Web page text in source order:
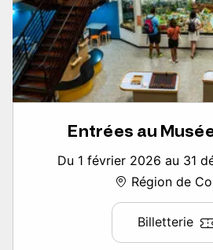
Entrées au
Du 1 février 2026 au 31
Région de
Billetterie